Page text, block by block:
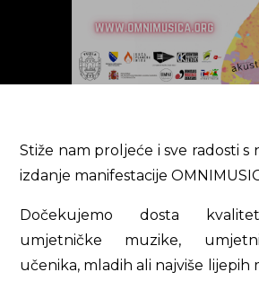
Stiže nam proljeće i sve radosti s
izdanje manifestacije
Dočekujemo dosta
umjetničke muzike,
učenika, mladih ali najviše lijepih